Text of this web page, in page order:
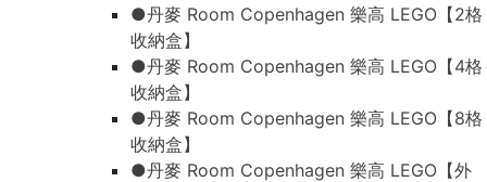
●丹麥 Room Copenhagen 樂高 LEGO【2格
收納盒】
●丹麥 Room Copenhagen 樂高 LEGO【4格
收納盒】
●丹麥 Room Copenhagen 樂高 LEGO【8格
收納盒】
●丹麥 Room Copenhagen 樂高 LEGO【外